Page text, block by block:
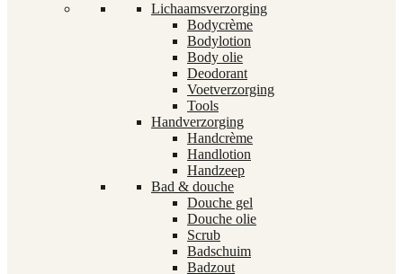
Lichaamsverzorging
Bodycrème
Bodylotion
Body olie
Deodorant
Voetverzorging
Tools
Handverzorging
Handcrème
Handlotion
Handzeep
Bad & douche
Douche gel
Douche olie
Scrub
Badschuim
Badzout